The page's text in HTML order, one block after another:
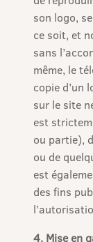
son logo,
ce soit, et
sans
même, le
copie d’un
sur le site
est
ou partie),
ou de
est
des fins
4. Mise en